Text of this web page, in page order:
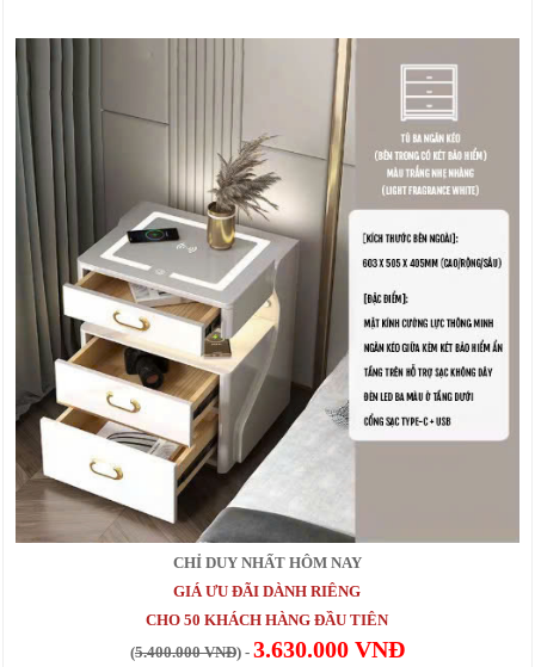
CHỈ DUY NHẤT HÔM NAY
GIÁ ƯU ĐÃI DÀNH RIÊNG
CHO 50 KHÁCH HÀNG ĐẦU TIÊN
(5.400.000 VNĐ) - 3.630.000 VNĐ